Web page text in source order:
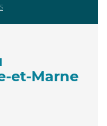
et-Marne